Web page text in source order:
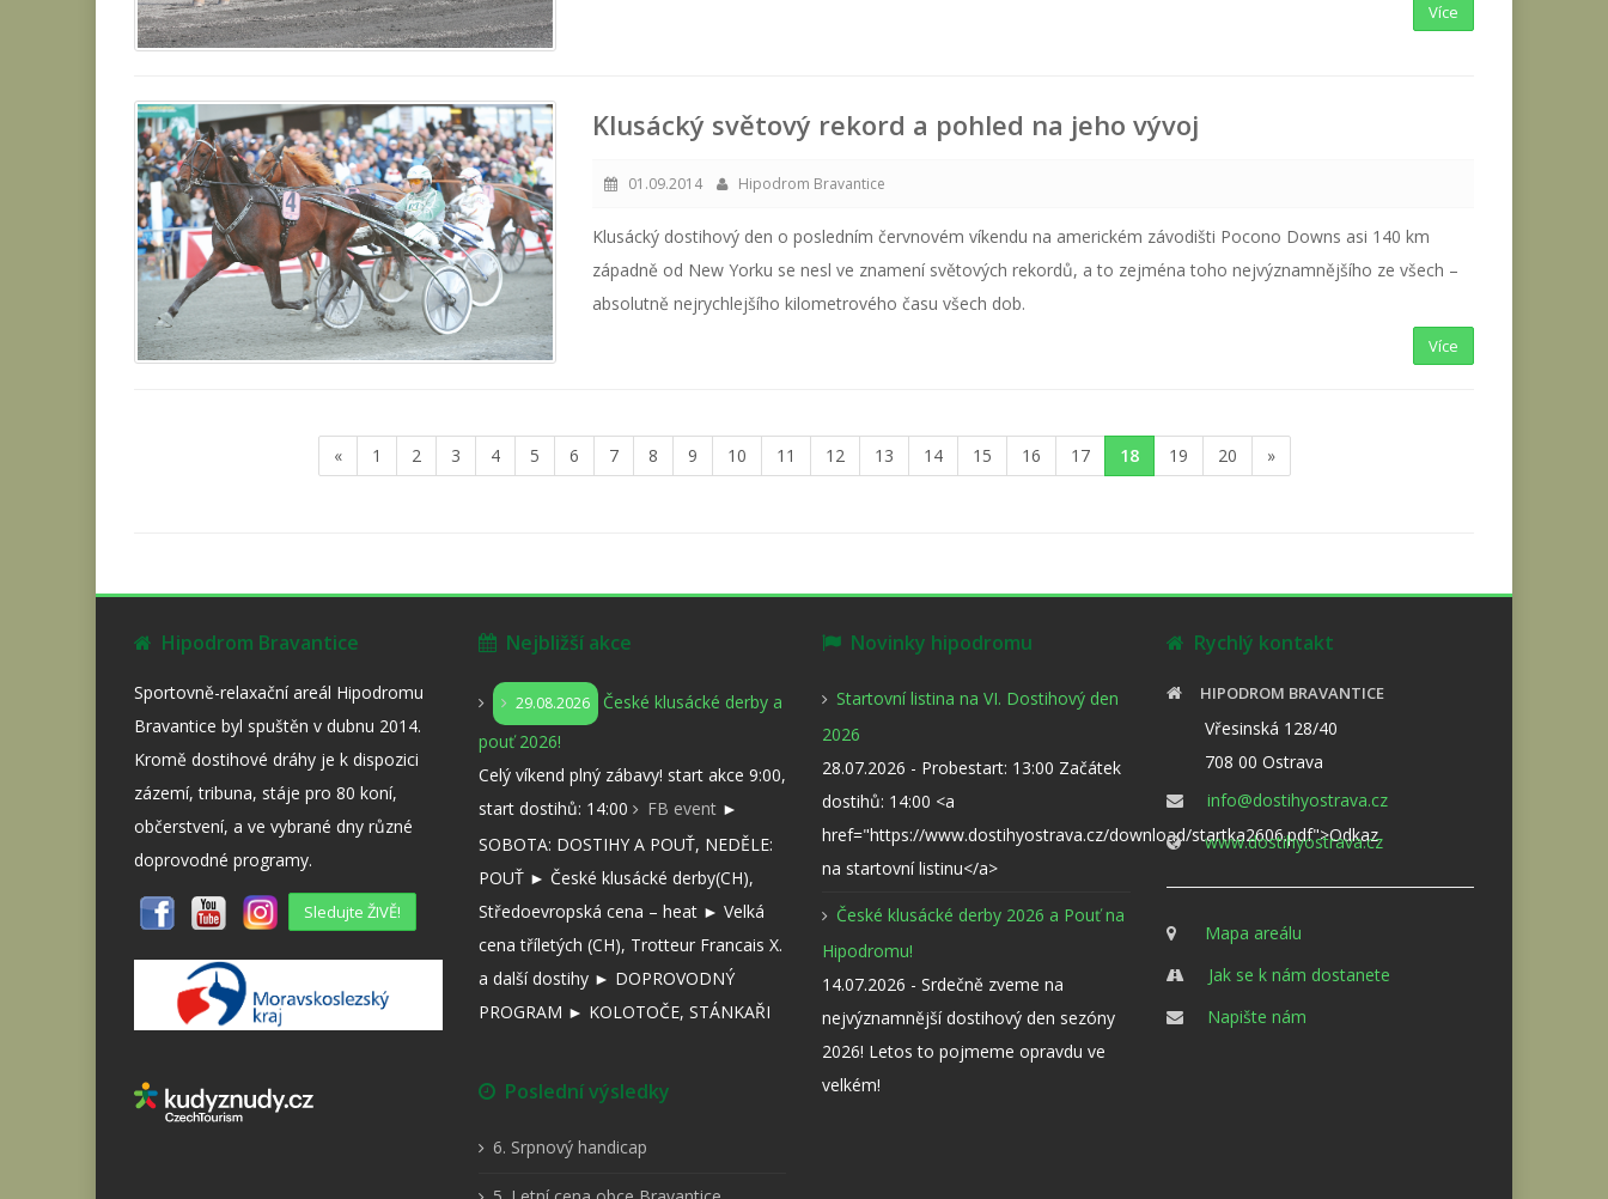
Více
Klusácký světový rekord a pohled na jeho vývoj
01.09.2014 Hipodrom Bravantice
Klusácký dostihový den o posledním červnovém víkendu na americkém závodišti Pocono Downs asi 140 km
západně od New Yorku se nesl ve znamení světových rekordů, a to zejména toho nejvýznamnějšího ze všech –
absolutně nejrychlejšího kilometrového času všech dob.
Více
« 1 2 3 4 5 6 7 8 9 10 11 12 13 14 15 16 17 18 19 20 »
Hipodrom Bravantice
Sportovně-relaxační areál Hipodromu
Bravantice byl spuštěn v dubnu 2014.
Kromě dostihové dráhy je k dispozici
zázemí, tribuna, stáje pro 80 koní,
občerstvení, a ve vybrané dny různé
doprovodné programy.
Sledujte ŽIVĚ!
Nejbližší akce
29.08.2026
České klusácké derby a
pouť 2026!
Celý víkend plný zábavy! start akce 9:00,
start dostihů: 14:00
FB event►
SOBOTA: DOSTIHY A POUŤ, NEDĚLE:
POUŤ ► České klusácké derby(CH),
Středoevropská cena – heat ► Velká
cena tříletých (CH), Trotteur Francais X.
a další dostihy ► DOPROVODNÝ
PROGRAM ► KOLOTOČE, STÁNKAŘI
Poslední výsledky
6. Srpnový handicap
Novinky hipodromu
Startovní listina na VI. Dostihový den
2026
28.07.2026 - Probestart: 13:00 Začátek
dostihů: 14:00 <a
href="https://www.dostihyostrava.cz/download/startka2606.pdf">Odkaz
na startovní listinu</a>
České klusácké derby 2026 a Pouť na
Hipodromu!
14.07.2026 - Srdečně zveme na
nejvýznamnější dostihový den sezóny
2026! Letos to pojmeme opravdu ve
velkém!
Rychlý kontakt
HIPODROM BRAVANTICE
Vřesinská 128/40
708 00 Ostrava
info@dostihyostrava.cz
www.dostihyostrava.cz
Mapa areálu
Jak se k nám dostanete
Napište nám